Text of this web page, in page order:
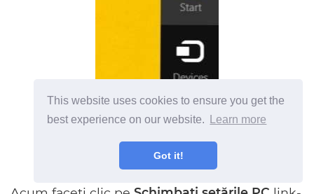
This website uses cookies to ensure you get the
best experience on our website.
Learn more
Got it!